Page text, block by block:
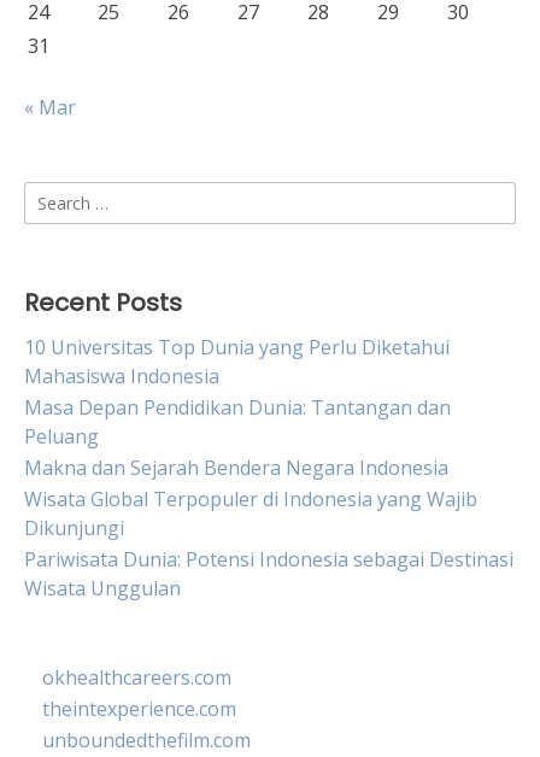
24 25 26 27 28 29
30
31
« Mar
Search
for:
Recent Posts
10 Universitas Top Dunia yang Perlu Diketahui
Mahasiswa Indonesia
Masa Depan Pendidikan Dunia: Tantangan dan
Peluang
Makna dan Sejarah Bendera Negara Indonesia
Wisata Global Terpopuler di Indonesia yang Wajib
Dikunjungi
Pariwisata Dunia: Potensi Indonesia sebagai Destinasi
Wisata Unggulan
okhealthcareers.com
theintexperience.com
unboundedthefilm.com